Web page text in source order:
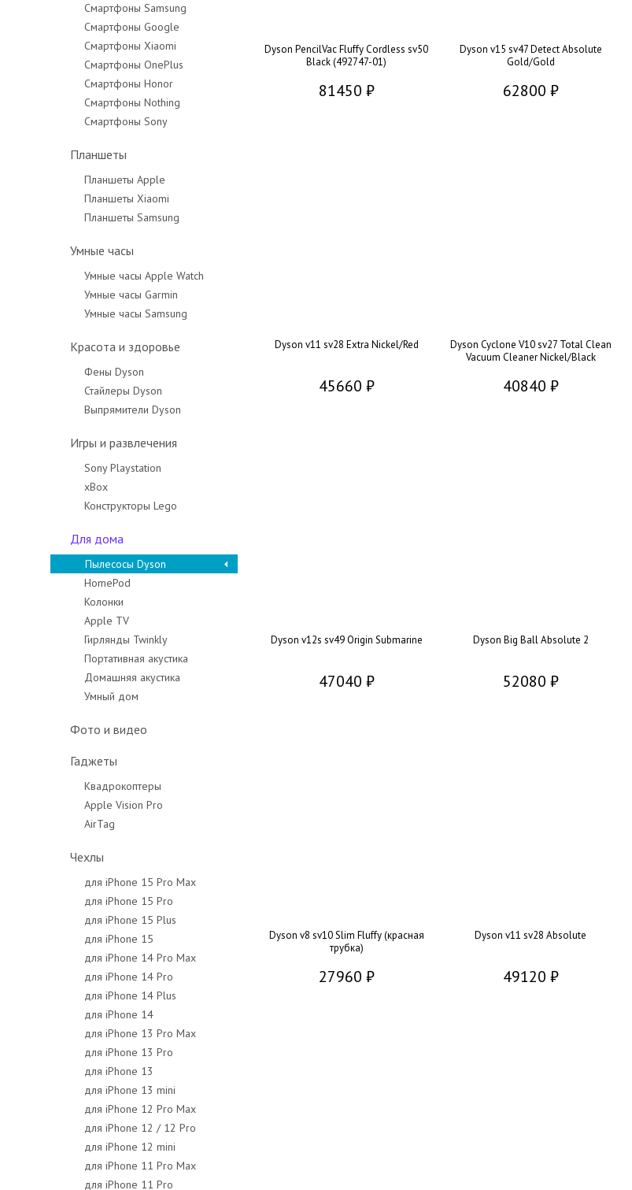
Смартфоны Samsung
Смартфоны Google
Смартфоны Xiaomi
Смартфоны OnePlus
Смартфоны Honor
Смартфоны Nothing
Смартфоны Sony
Планшеты
Планшеты Apple
Планшеты Xiaomi
Планшеты Samsung
Умные часы
Умные часы Apple Watch
Умные часы Garmin
Умные часы Samsung
Красота и здоровье
Фены Dyson
Стайлеры Dyson
Выпрямители Dyson
Игры и развлечения
Sony Playstation
xBox
Конструкторы Lego
Для дома
Пылесосы Dyson
HomePod
Колонки
Apple TV
Гирлянды Twinkly
Портативная акустика
Домашняя акустика
Умный дом
Фото и видео
Гаджеты
Квадрокоптеры
Apple Vision Pro
AirTag
Чехлы
для iPhone 15 Pro Max
для iPhone 15 Pro
для iPhone 15 Plus
для iPhone 15
для iPhone 14 Pro Max
для iPhone 14 Pro
для iPhone 14 Plus
для iPhone 14
для iPhone 13 Pro Max
для iPhone 13 Pro
для iPhone 13
для iPhone 13 mini
для iPhone 12 Pro Max
для iPhone 12 / 12 Pro
для iPhone 12 mini
для iPhone 11 Pro Max
для iPhone 11 Pro
Dyson PencilVac Fluffy Cordless sv50
Black (492747-01)
81450 ₽
Dyson v15 sv47 Detect Absolute
Gold/Gold
62800 ₽
Dyson v11 sv28 Extra Nickel/Red
45660 ₽
Dyson Cyclone V10 sv27 Total Clean
Vacuum Cleaner Nickel/Black
40840 ₽
Dyson v12s sv49 Origin Submarine
47040 ₽
Dyson Big Ball Absolute 2
52080 ₽
Dyson v8 sv10 Slim Fluffy (красная
трубка)
27960 ₽
Dyson v11 sv28 Absolute
49120 ₽